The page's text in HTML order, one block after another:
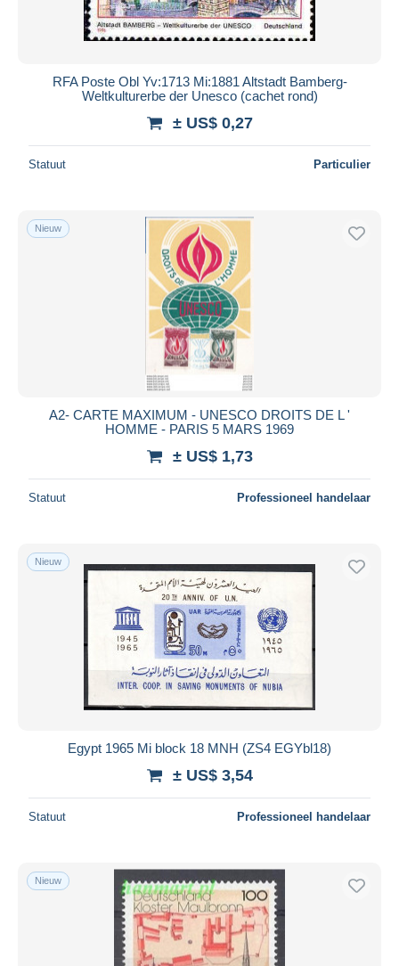
RFA Poste Obl Yv:1713 Mi:1881 Altstadt Bamberg-
Weltkulturerbe der Unesco (cachet rond)
± US$ 0,27
Statuut Particulier
Nieuw
A2- CARTE MAXIMUM - UNESCO DROITS DE L '
HOMME - PARIS 5 MARS 1969
± US$ 1,73
Statuut Professioneel handelaar
Nieuw
Egypt 1965 Mi block 18 MNH (ZS4 EGYbl18)
± US$ 3,54
Statuut Professioneel handelaar
Nieuw